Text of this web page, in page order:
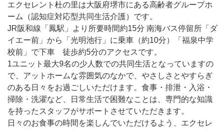
エクセレント杜の里は大阪府堺市にある高齢者グループホ
ーム（認知症対応型共同生活介護）です。
JR阪和線「鳳駅」より所要時間約15分 南海バス停留所「ダ
イエー前」から「光明池行」に乗車（約10分）「福泉中学
校前」で下車 徒歩約5分のアクセスです。
1ユニット最大9名の少人数での共同生活となっていますの
で、アットホームな雰囲気のなかで、やさしさとやすらぎ
のある日々をお過ごしいただけます。食事・排泄・入浴・
掃除・洗濯など、日常生活で困難なことは、専門的な知識
を持ったスタッフがサポートさせていただきます。
日々のお食事の時間を楽しんでいただけるよう、エクセレ